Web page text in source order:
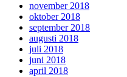
november 2018
oktober 2018
september 2018
augusti 2018
juli 2018
juni 2018
april 2018